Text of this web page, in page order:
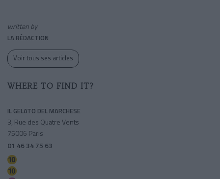
written by
LA RÉDACTION
Voir tous ses articles
WHERE TO FIND IT?
IL GELATO DEL MARCHESE
3, Rue des Quatre Vents
75006 Paris
01 46 34 75 63